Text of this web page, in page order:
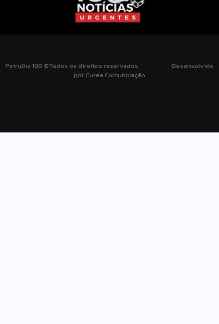
Patrulha 190 ©Todos os direitos reservados. Desenvolvido
por Curea Comunicação